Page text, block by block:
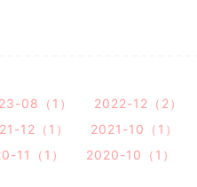
08（1） 2022-12（2）
12（1） 2021-10（1）
11（1） 2020-10（1）